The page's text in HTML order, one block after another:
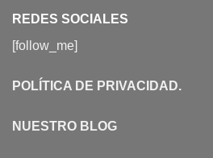
REDES SOCIALES
[follow_me]
POLÍTICA DE PRIVACIDAD.
NUESTRO BLOG